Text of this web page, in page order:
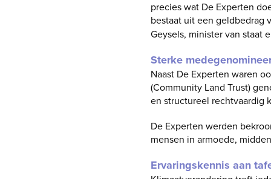
precies wat De Experten
bestaat uit een
Geysels, minister van staat
Sterke
Naast De Experten waren
(Community Land Trust)
en structureel rechtvaardig
De Experten werden
mensen in armoede,
Ervaringskennis aan